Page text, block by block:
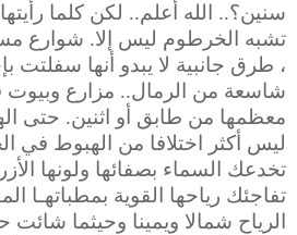
سنين؟.. الله أعلم.. لكن كلما
تشبه الخرطوم ليس إلا. شوارع
، طرق جانبية لا يبدو أنها
شاسعة من الرمال.. مزارع
معظمها من طابق أو اثنين. حتى
ليس أكثر اختلافا من الهبوط في
تخدعك السماء بصفائها ولونها
تفاجئك رياحها القوية بمطباتهـا
الرياح شمالا ويمينا وحيثما